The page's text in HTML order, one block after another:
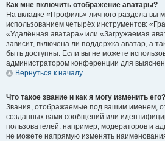
Как мне включить отображение аватары?
На вкладке «Профиль» личного раздела вы
использованием четырёх инструментов:
«Удалённая аватара» или «Загружаемая
зависит, включена ли поддержка аватар, а
быть доступны. Если вы не можете
администратором конференции для
Вернуться к началу
Что такое звание и как я могу изменить его?
Звания, отображаемые под вашим именем,
созданных вами сообщений или
пользователей: например, модераторов и
не можете напрямую изменять